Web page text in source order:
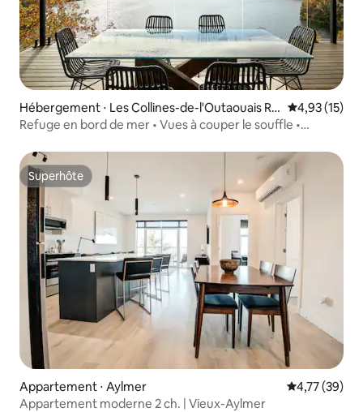
Hébergement ⋅ Les Collines-de-l'Outaouais Re
gional County Municipality
Évaluation
4,93 (15)
Refuge en bord de mer • Vues à couper le souffle •
Superhôte
Superhôte
Appartement ⋅ Aylmer Évaluation
4,77 (39)
Appartement moderne 2 ch. | Vieux-Aylmer